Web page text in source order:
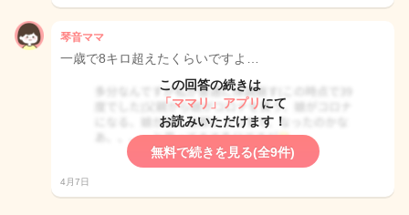
琴音ママ
一歳で8キロ超えたくらいですよ…
この回答の続きは
「ママリ」アプリ にて
お読みいただけます！
無料で続きを見る(全9件)
4月7日